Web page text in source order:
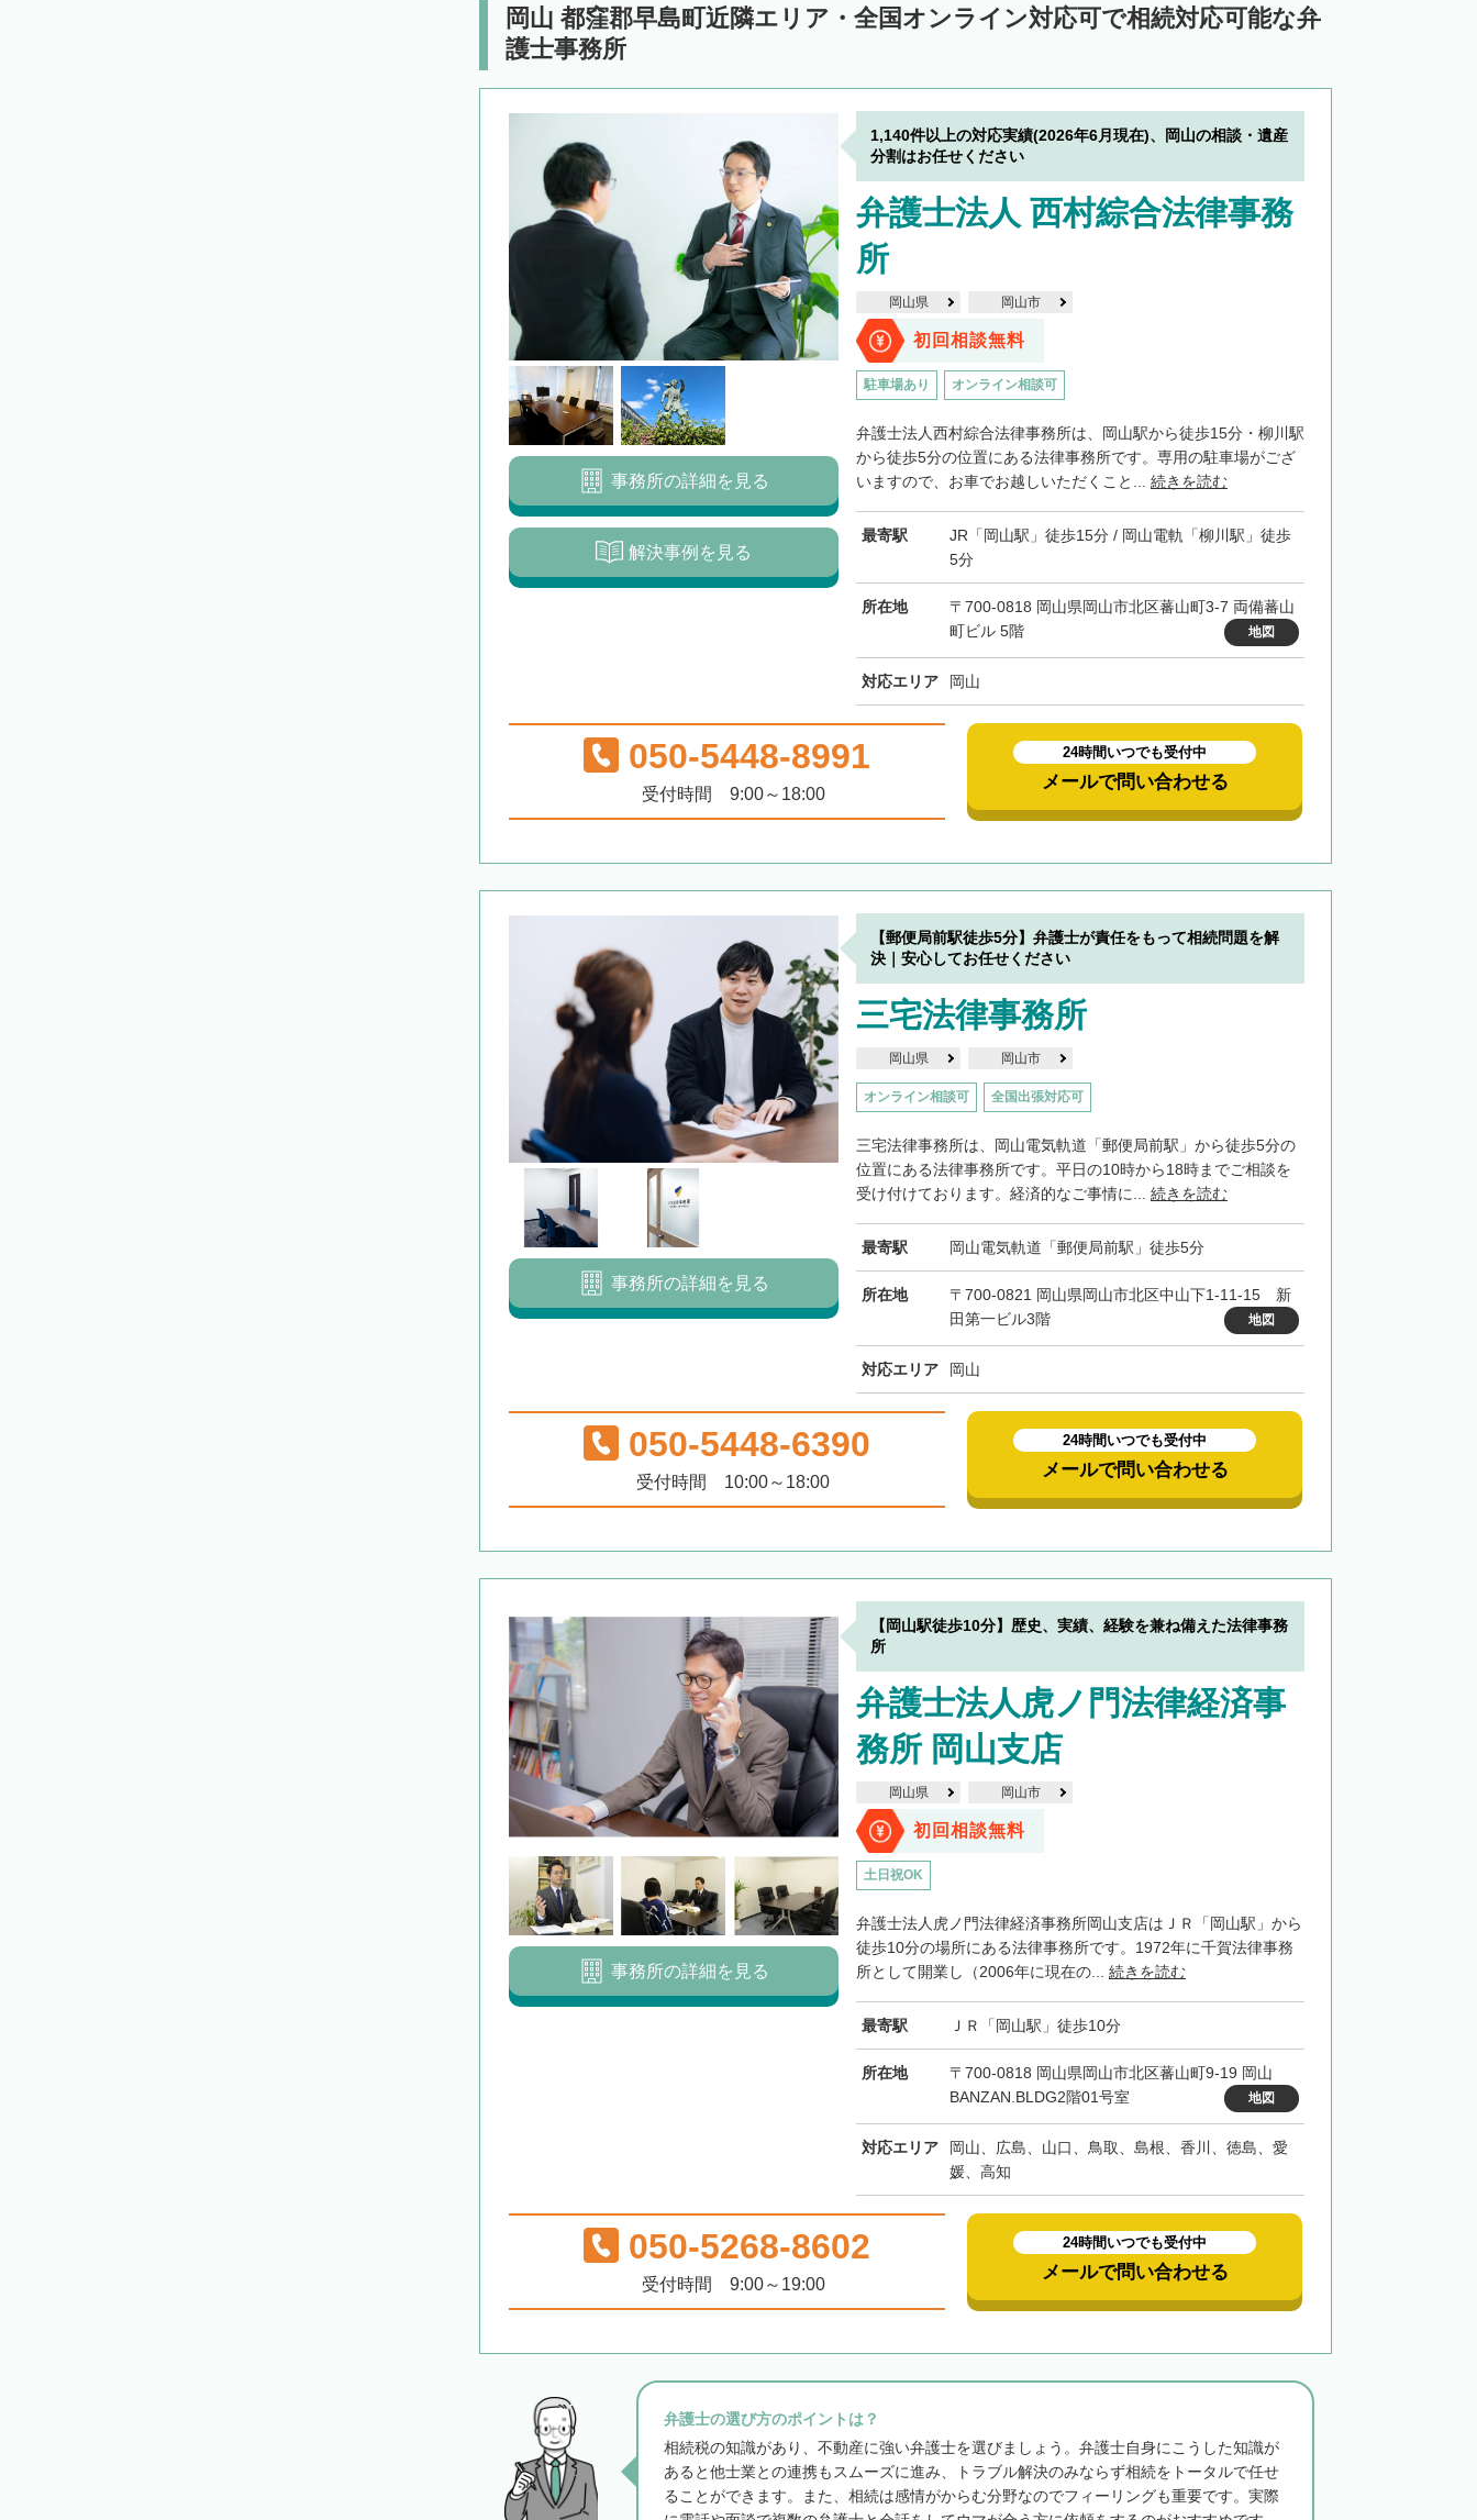
岡山 都窪郡早島町近隣エリア・全国オンライン対応可で相続対応可能な弁
護士事務所
1,140件以上の対応実績(2026年6月現在)、岡山の相談・遺産
分割はお任せください
弁護士法人 西村綜合法律事務
所
岡山県 岡山市
初回相談無料
駐車場あり オンライン相談可
弁護士法人西村綜合法律事務所は、岡山駅から徒歩15分・柳川駅
から徒歩5分の位置にある法律事務所です。専用の駐車場がござ
いますので、お車でお越しいただくこと... 続きを読む
最寄駅
JR「岡山駅」徒歩15分 / 岡山電軌「柳川駅」徒歩
5分
所在地
〒700-0818 岡山県岡山市北区蕃山町3-7 両備蕃山
町ビル 5階
地図
対応エリア 岡山
事務所の詳細を見る
解決事例を見る
050-5448-8991
受付時間 9:00～18:00
24時間いつでも受付中
メールで問い合わせる
【郵便局前駅徒歩5分】弁護士が責任をもって相続問題を解
決｜安心してお任せください
三宅法律事務所
岡山県 岡山市
オンライン相談可 全国出張対応可
三宅法律事務所は、岡山電気軌道「郵便局前駅」から徒歩5分の
位置にある法律事務所です。平日の10時から18時までご相談を
受け付けております。経済的なご事情に... 続きを読む
最寄駅 岡山電気軌道「郵便局前駅」徒歩5分
所在地
〒700-0821 岡山県岡山市北区中山下1-11-15 新
田第一ビル3階
地図
対応エリア 岡山
事務所の詳細を見る
050-5448-6390
受付時間 10:00～18:00
24時間いつでも受付中
メールで問い合わせる
【岡山駅徒歩10分】歴史、実績、経験を兼ね備えた法律事務
所
弁護士法人虎ノ門法律経済事
務所 岡山支店
岡山県 岡山市
初回相談無料
土日祝OK
弁護士法人虎ノ門法律経済事務所岡山支店はＪＲ「岡山駅」から
徒歩10分の場所にある法律事務所です。1972年に千賀法律事務
所として開業し（2006年に現在の... 続きを読む
最寄駅 ＪＲ「岡山駅」徒歩10分
所在地
〒700-0818 岡山県岡山市北区蕃山町9-19 岡山
BANZAN.BLDG2階01号室
地図
対応エリア
岡山、広島、山口、鳥取、島根、香川、徳島、愛
媛、高知
事務所の詳細を見る
050-5268-8602
受付時間 9:00～19:00
24時間いつでも受付中
メールで問い合わせる
弁護士の選び方のポイントは？
相続税の知識があり、不動産に強い弁護士を選びましょう。弁護士自身にこうした知識が
あると他士業との連携もスムーズに進み、トラブル解決のみならず相続をトータルで任せ
ることができます。また、相続は感情がからむ分野なのでフィーリングも重要です。実際